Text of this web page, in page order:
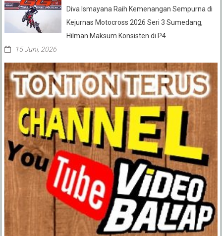
Diva Ismayana Raih Kemenangan Sempurna di
Kejurnas Motocross 2026 Seri 3 Sumedang,
Hilman Maksum Konsisten di P4
15 Juni, 2026